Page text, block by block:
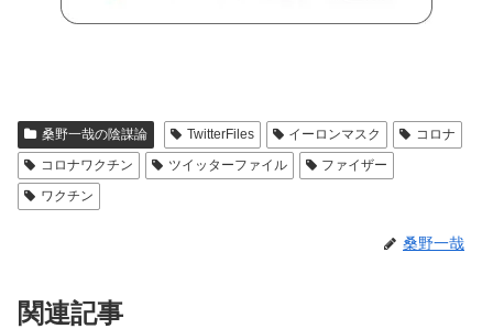
桑野一哉の陰謀論 TwitterFiles イーロンマスク
コロナ
コロナワクチン
ツイッターファイル
ファイザー
ワクチン
桑野一哉
関連記事